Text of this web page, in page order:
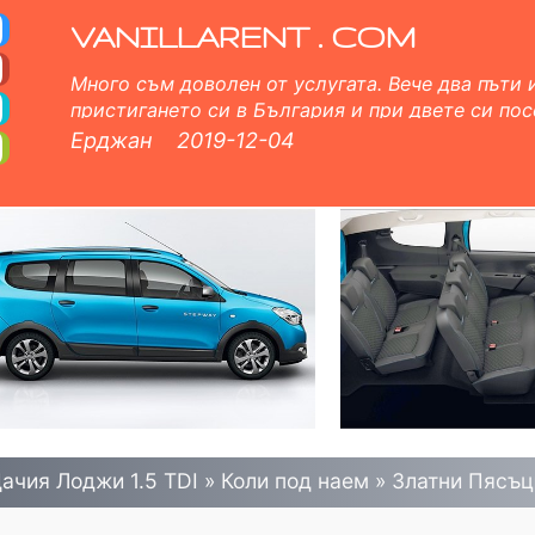
под наем в
VANILLARENT . COM
Много съм доволен от услугата. Вече два пъти
пристигането си в България и при двете си
което поисках. Правилно и много хубаво
Ерджан 2019-12-04
Лоджи 1.5 TDI » Коли под наем » Златни